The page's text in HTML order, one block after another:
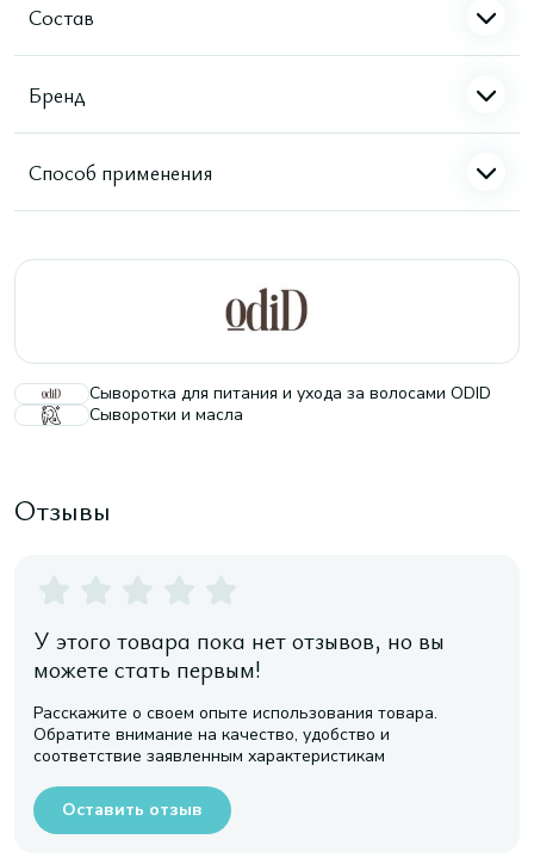
Состав
Бренд
Способ применения
Сыворотка для питания и ухода за волосами ODID
Сыворотки и масла
Отзывы
У этого товара пока нет отзывов, но вы
можете стать первым!
Расскажите о своем опыте использования товара.
Обратите внимание на качество, удобство и
соответствие заявленным характеристикам
Оставить отзыв